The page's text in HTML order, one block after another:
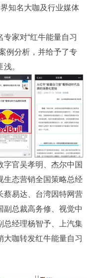
知名大咖及行业媒体
家对“红牛能量自习
例分析，并给予了专
。
官吴孝明、杰尔中国
生态营销全国策略总经
蔡易达、台湾因特网营
副总裁高务修、视觉中
总经理杨智予、上汽集
大咖转发红牛能量自习